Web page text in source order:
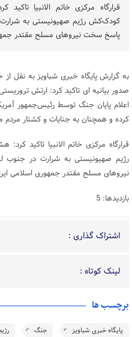
قرارگاه مرکزی خاتم الانبیا
کودک‌کش رژیم صهیونیستی به شرارت
پاسخ سخت نیروهای مسلح مقتدر
به گزارش پایگاه خبری شباویز به نقل از
کرده و همچنان به جنایات و کشتار مردم
قرارگاه مرکزی خاتم الانبیا تاکید
رژیم صهیونیستی به شرارت در جنوب
نیروهای مسلح مقتدر جمهوری اسلامی
بازدیدها: 5
اشتراک گذاری :
لینک کوتاه :
برچسب ها
پایگاه خبری شباویز جنگ